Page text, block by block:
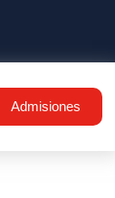
Admisiones